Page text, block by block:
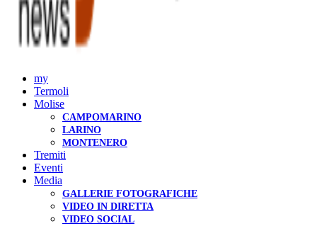
my
Termoli
Molise
CAMPOMARINO
LARINO
MONTENERO
Tremiti
Eventi
Media
GALLERIE FOTOGRAFICHE
VIDEO IN DIRETTA
VIDEO SOCIAL